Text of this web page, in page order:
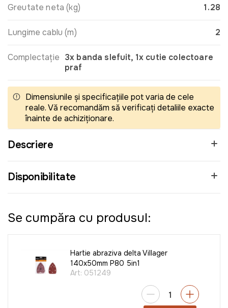
Greutate neta (kg) 1.28
Lungime cablu (m) 2
Complectație 3x banda slefuit, 1x cutie colectoare
praf
Dimensiunile și specificațiile pot varia de cele
reale. Vă recomandăm să verificați detaliile exacte
înainte de achiziționare.
Descriere
Disponibilitate
Se cumpăra cu produsul:
Hartie abraziva delta Villager
140x50mm P80 5in1
Art: 051249